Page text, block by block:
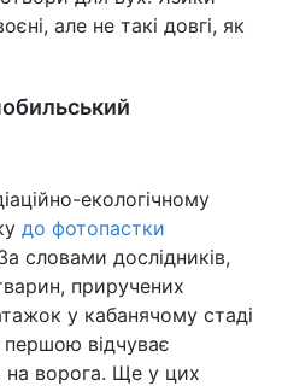
але не такі довгі, як
екологічному
до фотопастки
словами дослідників,
приручених
у кабанячому стаді
відчуває
на ворога. Ще у цих